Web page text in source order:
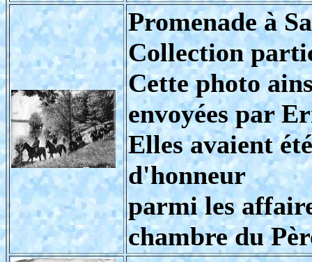
Promenade à
Collection
Cette photo
envoyées par
Elles avaient
d'honneur
parmi les
chambre du